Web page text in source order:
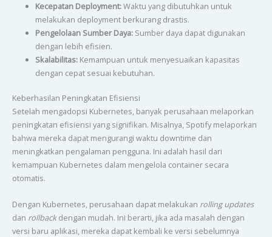
Kecepatan Deployment:Waktu yang dibutuhkan untuk
melakukan deployment berkurang drastis.
Pengelolaan Sumber Daya:Sumber daya dapat digunakan
dengan lebih efisien.
Skalabilitas:Kemampuan untuk menyesuaikan kapasitas
dengan cepat sesuai kebutuhan.
Keberhasilan Peningkatan Efisiensi
Setelah mengadopsi Kubernetes, banyak perusahaan melaporkan
peningkatan efisiensi yang signifikan. Misalnya, Spotify melaporkan
bahwa mereka dapat mengurangi waktu downtime dan
meningkatkan pengalaman pengguna. Ini adalah hasil dari
kemampuan Kubernetes dalam mengelola container secara
otomatis.
Dengan Kubernetes, perusahaan dapat melakukan rolling updates
dan rollbackdengan mudah. Ini berarti, jika ada masalah dengan
versi baru aplikasi, mereka dapat kembali ke versi sebelumnya